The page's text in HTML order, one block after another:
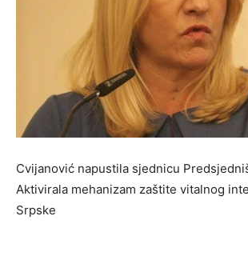
Cvijanović napustila sjednicu
Aktivirala mehanizam zaštite vitalnog
Srpske